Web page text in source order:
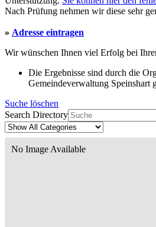
Nach Prüfung nehmen wir diese sehr
» Adresse eintragen
Wir wünschen Ihnen viel Erfolg bei
Die Ergebnisse sind durch die
Gemeindeverwaltung Speinshart
Suche löschen
Search Directory
No Image Available